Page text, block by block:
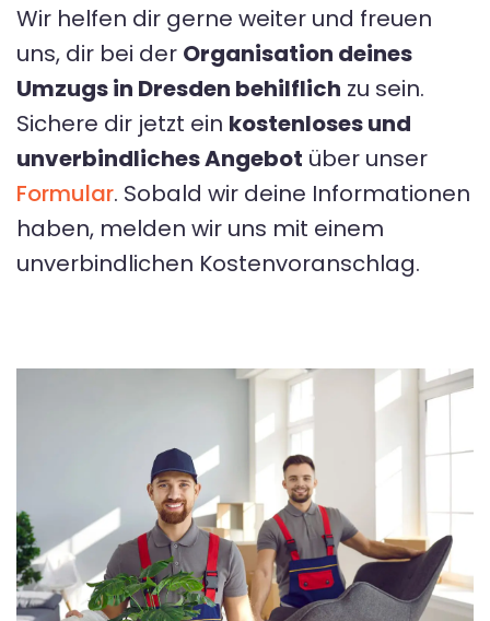
Wir helfen dir gerne weiter und freuen
uns, dir bei der Organisation deines
Umzugs in Dresden behilflich zu sein.
Sichere dir jetzt ein kostenloses und
unverbindliches Angebot über unser
Formular. Sobald wir deine Informationen
haben, melden wir uns mit einem
unverbindlichen Kostenvoranschlag.